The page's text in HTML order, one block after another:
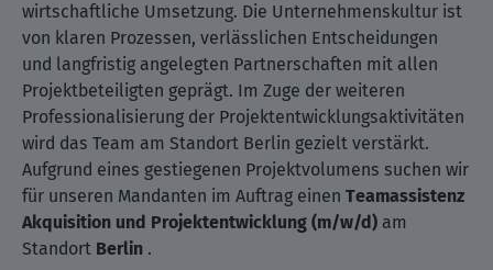
wirtschaftliche Umsetzung. Die Unternehmenskultur ist
von klaren Prozessen, verlässlichen Entscheidungen
und langfristig angelegten Partnerschaften mit allen
Projektbeteiligten geprägt. Im Zuge der weiteren
Professionalisierung der Projektentwicklungsaktivitäten
wird das Team am Standort Berlin gezielt verstärkt.
Aufgrund eines gestiegenen Projektvolumens suchen wir
für unseren Mandanten im Auftrag einen Teamassistenz
Akquisition und Projektentwicklung (m⁠/⁠w⁠/⁠d) am
Standort Berlin .